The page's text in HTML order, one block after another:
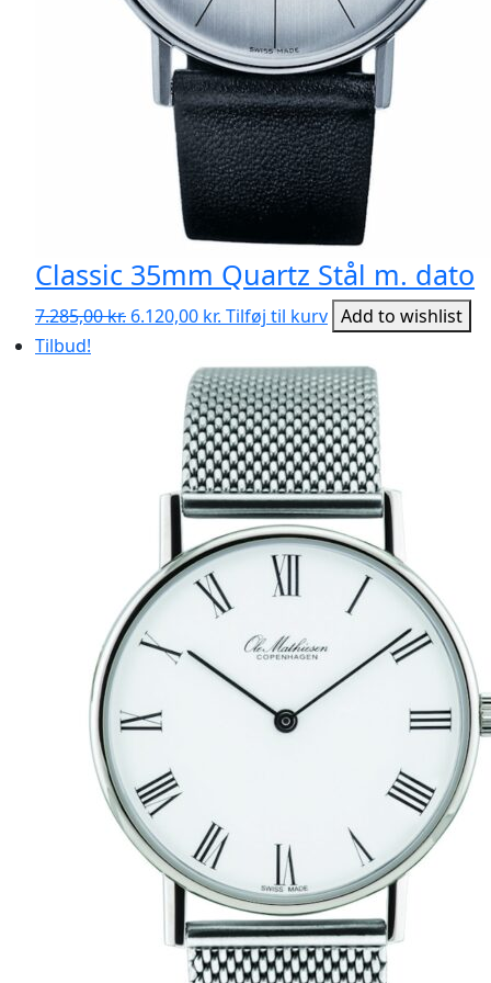
Classic 35mm Quartz Stål m. dato
7.285,00kr. Den
7.285,00 kr..
6.120,00 kr. Den
pris
er:
6.120,00 kr..
Tilføj til kurv Add to wishlist
Tilbud!